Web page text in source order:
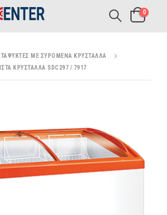
0
ΜΕ ΣΥΡΌΜΕΝΑ ΚΡΎΣΤΑΛΛΑ
ΚΡΎΣΤΑΛΛΑ SDC297 / 7917